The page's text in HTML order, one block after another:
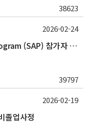
38623
(~3/6) 2026하계 Study Abroad Program (SAP) 참가자 모집 안내
39797
2026-02-24
졸업사정
2026-02-19